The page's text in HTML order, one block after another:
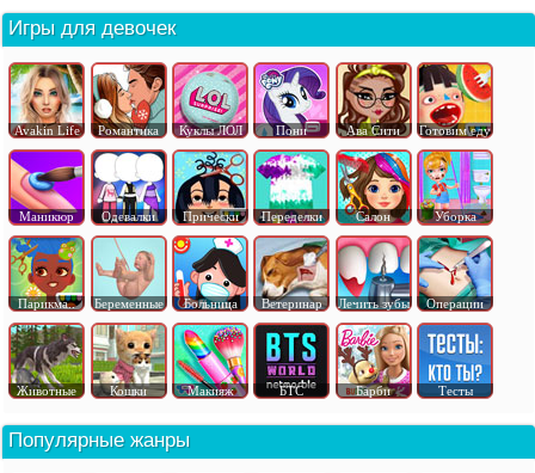
Игры для девочек
Avakin Life Романтика Куклы ЛОЛ Пони Ава Сити Готовим еду
Маникюр Одевалки Прически Переделки Салон Уборка
Парикма.. Беременные Больница Ветеринар Лечить зубы Операции
Животные Кошки Макияж БТС Барби Тесты
Популярные жанры